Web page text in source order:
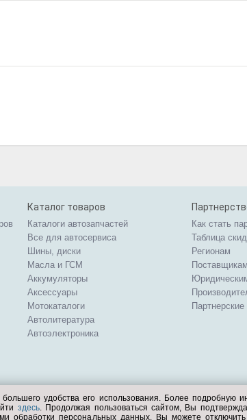
Каталог товаров
Каталоги автозапчастей
Все для автосервиса
Шины, диски
Масла и ГСМ
Аккумуляторы
Аксессуары
Мотокаталоги
Автолитература
Автоэлектроника
Как стать
Таблица
Регионам
Поставщикам
удобства его использования. Более подробную
здесь. Продолжая пользоваться сайтом, Вы
обработки персональных данных. Вы можете